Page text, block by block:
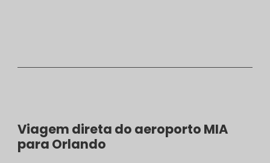
Viagem direta do aeroporto MIA
para Orlando